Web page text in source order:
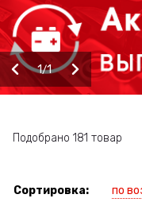
1 1
Подобрано 181 товар
Сортировка: по